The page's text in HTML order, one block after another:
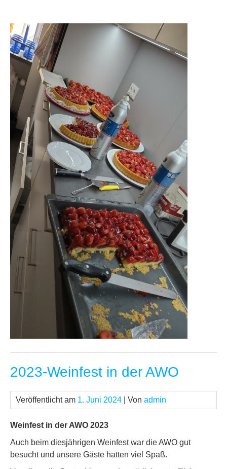
2023-Weinfest in der AWO
Veröffentlicht am 1. Juni 2024 | Von admin
Weinfest in der AWO 2023
Auch beim diesjährigen Weinfest war die AWO gut
besucht und unsere Gäste hatten viel Spaß.